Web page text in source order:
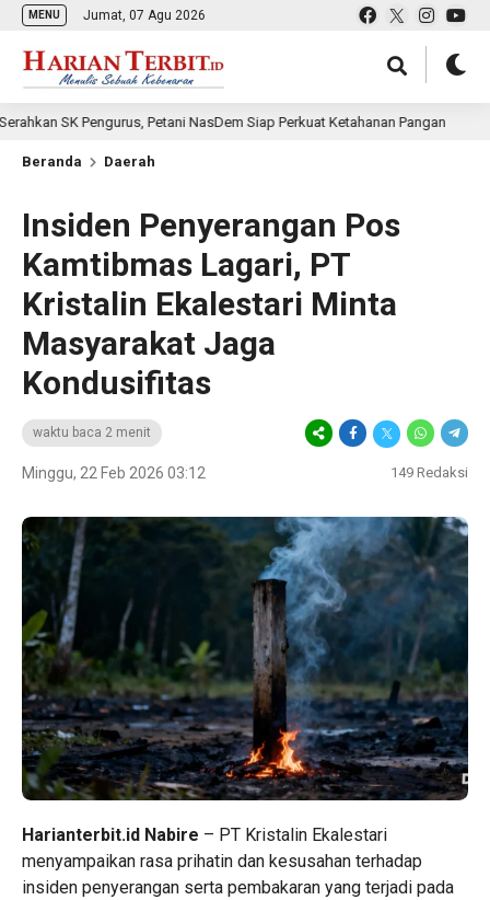
MENU Jumat, 07 Agu 2026
Pengurus, Petani NasDem Siap Perkuat Ketahanan Pangan 10 jam
Beranda Daerah
Insiden Penyerangan Pos
Kamtibmas Lagari, PT
Kristalin Ekalestari Minta
Masyarakat Jaga
Kondusifitas
waktu baca 2 menit
Minggu, 22 Feb 2026 03:12 149 Redaksi
Harianterbit.id Nabire – PT Kristalin Ekalestari
menyampaikan rasa prihatin dan kesusahan terhadap
insiden penyerangan serta pembakaran yang terjadi pada